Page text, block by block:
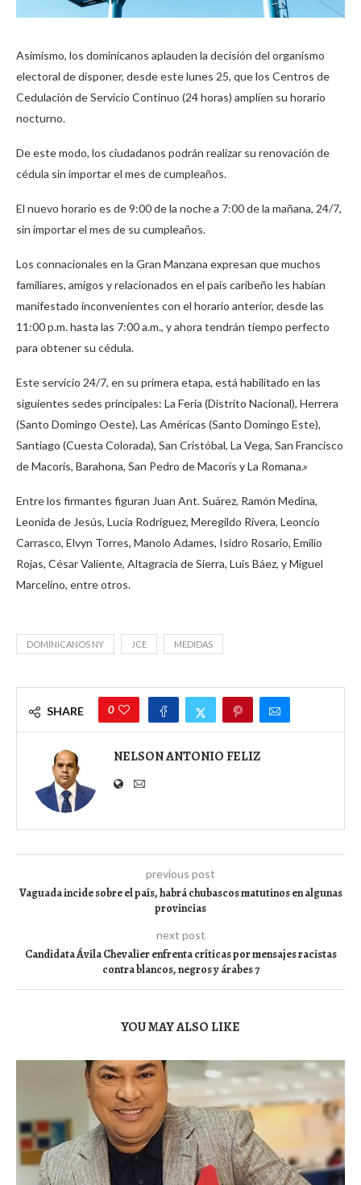
Asimismo, los dominicanos aplauden la decisión del organismo
electoral de disponer, desde este lunes 25, que los Centros de
Cedulación de Servicio Continuo (24 horas) amplíen su horario
nocturno.
De este modo, los ciudadanos podrán realizar su renovación de
cédula sin importar el mes de cumpleaños.
El nuevo horario es de 9:00 de la noche a 7:00 de la mañana, 24/7,
sin importar el mes de su cumpleaños.
Los connacionales en la Gran Manzana expresan que muchos
familiares, amigos y relacionados en el país caribeño les habían
manifestado inconvenientes con el horario anterior, desde las
11:00 p.m. hasta las 7:00 a.m., y ahora tendrán tiempo perfecto
para obtener su cédula.
Este servicio 24/7, en su primera etapa, está habilitado en las
siguientes sedes principales: La Feria (Distrito Nacional), Herrera
(Santo Domingo Oeste), Las Américas (Santo Domingo Este),
Santiago (Cuesta Colorada), San Cristóbal, La Vega, San Francisco
de Macorís, Barahona, San Pedro de Macorís y La Romana.»
Entre los firmantes figuran Juan Ant. Suárez, Ramón Medina,
Leonida de Jesús, Lucia Rodríguez, Meregildo Rivera, Leoncio
Carrasco, Elvyn Torres, Manolo Adames, Isidro Rosario, Emilio
Rojas, César Valiente, Altagracia de Sierra, Luis Báez, y Miguel
Marcelino, entre otros.
DOMINICANOS NY JCE MEDIDAS
SHARE 0
NELSON ANTONIO FELIZ
previous post
Vaguada incide sobre el país, habrá chubascos matutinos en algunas
provincias
next post
Candidata Ávila Chevalier enfrenta críticas por mensajes racistas
contra blancos, negros y árabes 7
YOU MAY ALSO LIKE